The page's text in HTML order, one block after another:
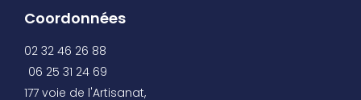
Coordonnées
02 32 46 26 88
06 25 31 24 69
177 voie de l'Artisanat,